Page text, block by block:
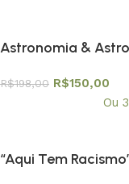
Astronomia &
R$198,00 R$150,00
Ou
“Aqui Tem